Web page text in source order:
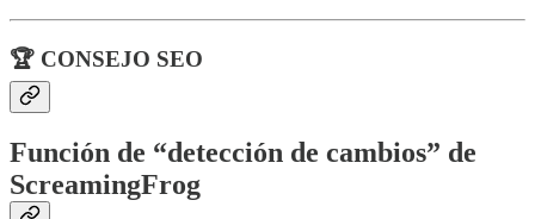
🏆 CONSEJO SEO
Función de “detección de cambios” de
ScreamingFrog